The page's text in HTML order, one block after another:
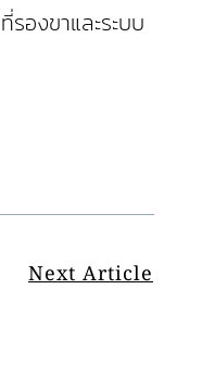
องขาและระบบ
Next Article